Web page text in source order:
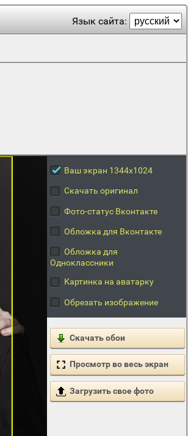
Язык сайта:
Ваш экран 1344x1024
Скачать оригинал
Фото-статус Вконтакте
Обложка для Вконтакте
Обложка для
Одноклассники
Картинка на аватарку
Обрезать изображение
Скачать обои
Просмотр во весь экран
Загрузить свое фото